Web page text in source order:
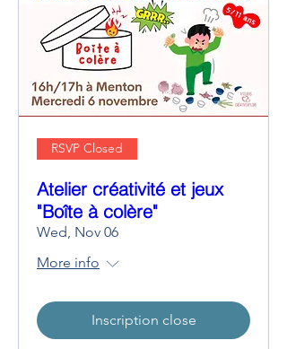
RSVP Closed
Atelier créativité et jeux
"Boîte à colère"
Wed, Nov 06
More info
Inscription close